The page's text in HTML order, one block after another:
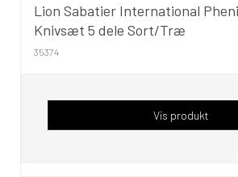
Lion Sabatier International
Knivsæt 5 dele Sort/Træ
35374
Vis produkt